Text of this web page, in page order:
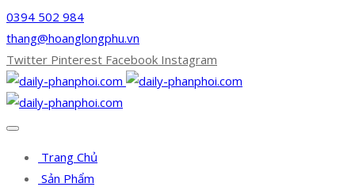
0394 502 984
thang@hoanglongphu.vn
Twitter Pinterest Facebook Instagram
Trang Chủ
Sản Phẩm